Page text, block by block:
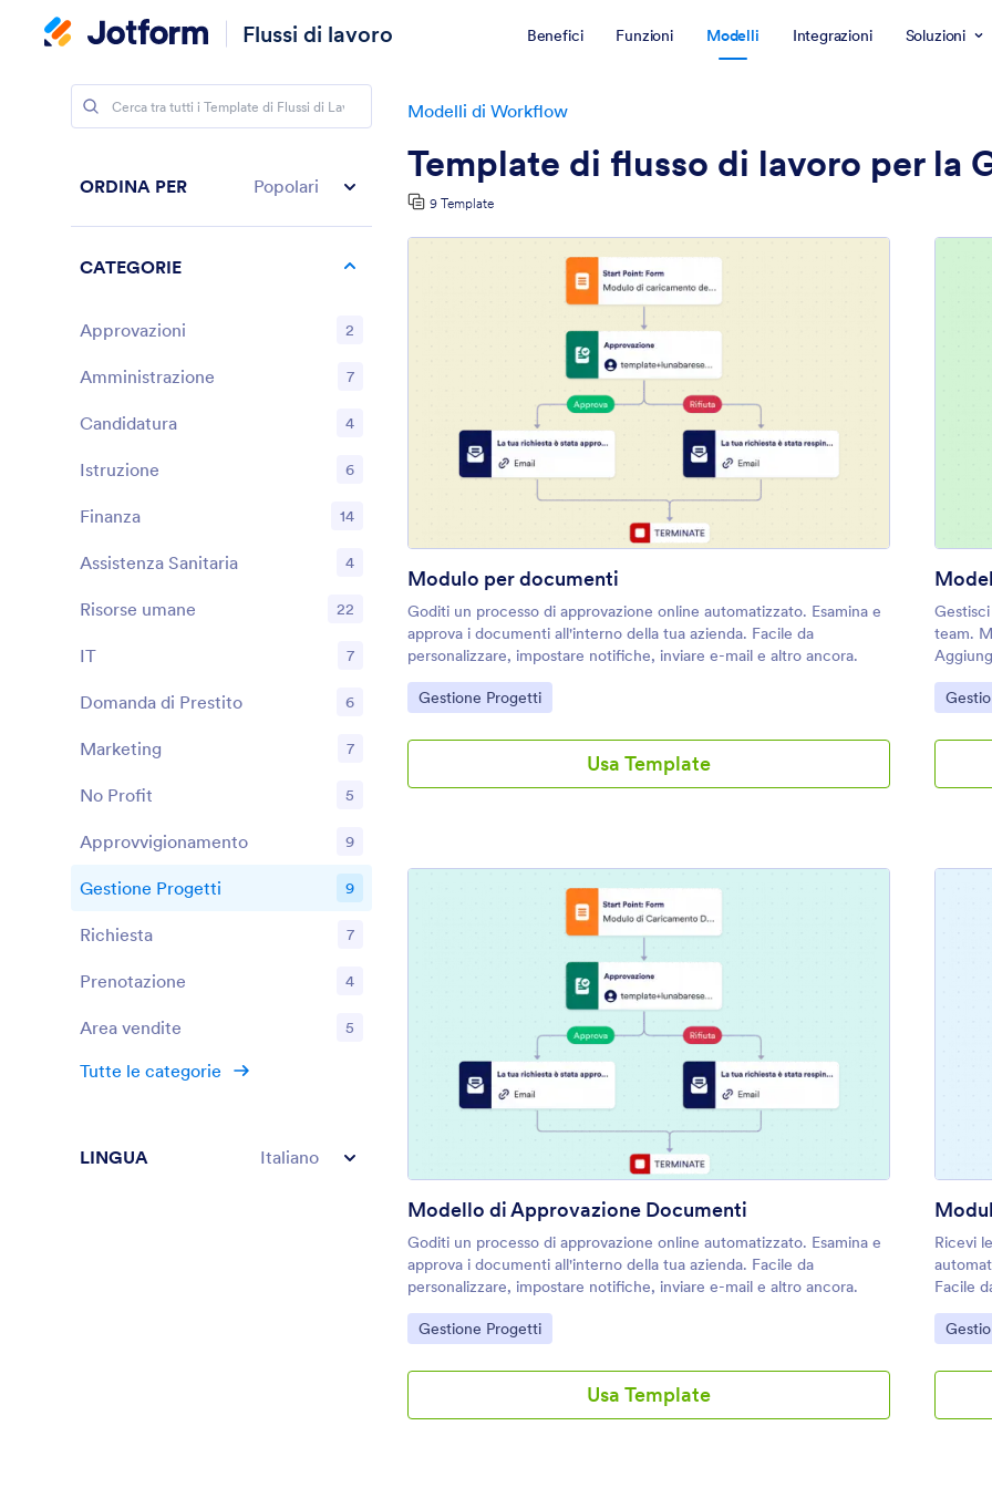
Flussi di lavoro Benefici Funzioni Modelli Integrazioni Soluzioni
Modelli di Workflow
Template di flusso di lavoro per la
9 Template
Anteprima: Modulo per documenti
Modulo per documenti
Goditi un processo di approvazione online automatizzato. Esamina e
approva i documenti all'interno della tua azienda. Facile da
personalizzare, impostare notifiche, inviare e-mail e altro ancora.
Go to Category:
Gestione Progetti
Usa Template
team.
Go to
Anteprima: Modello di Approvazione
Modello di Approvazione Documenti
Goditi un processo di approvazione online automatizzato. Esamina e
approva i documenti all'interno della tua azienda. Facile da
personalizzare, impostare notifiche, inviare e-mail e altro ancora.
Go to Category:
Gestione Progetti
Usa Template
Ricevi
Facile
Go to
ORDINA PER Popolari
CATEGORIE
Approvazioni 2
Amministrazione 7
Candidatura 4
Istruzione 6
Finanza 14
Assistenza Sanitaria 4
Risorse umane 22
IT 7
Domanda di Prestito 6
Marketing 7
No Profit 5
Approvvigionamento 9
Gestione Progetti 9
Richiesta 7
Prenotazione 4
Area vendite 5
Tutte le categorie
LINGUA Italiano